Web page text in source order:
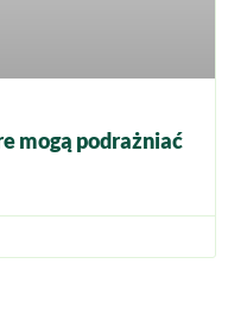
mogą podrażniać